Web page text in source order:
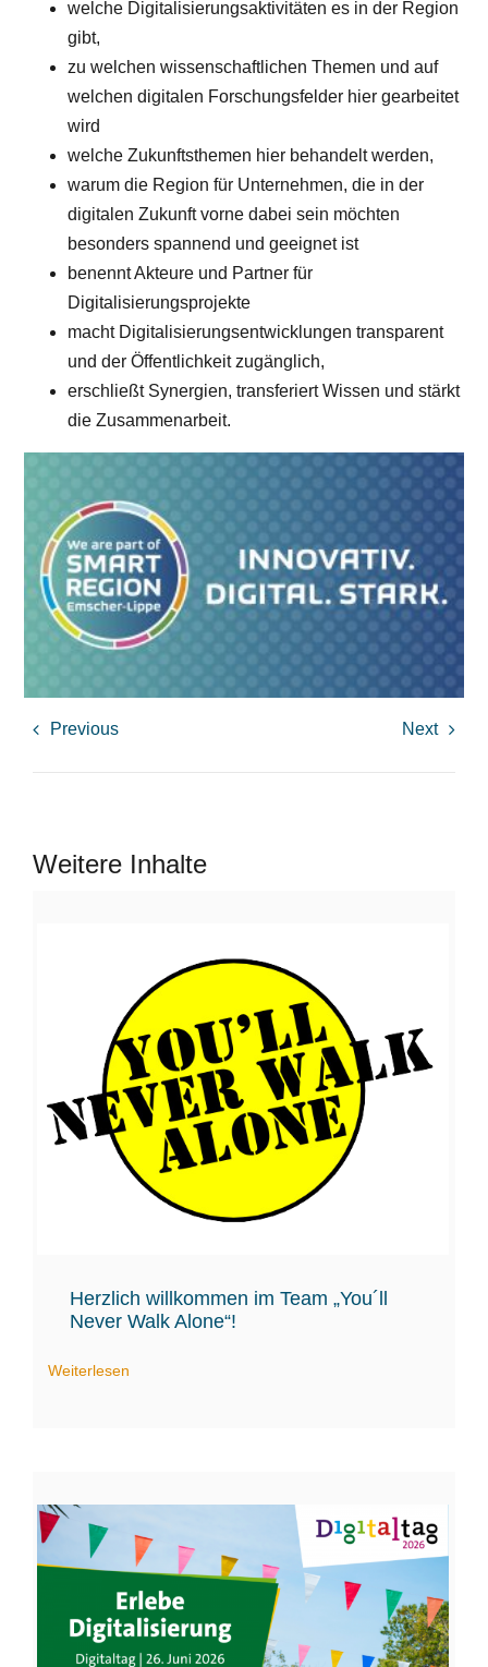
welche Digitalisierungsaktivitäten es in der Region
gibt,
zu welchen wissenschaftlichen Themen und auf
welchen digitalen Forschungsfelder hier gearbeitet
wird
welche Zukunftsthemen hier behandelt werden,
warum die Region für Unternehmen, die in der
digitalen Zukunft vorne dabei sein möchten
besonders spannend und geeignet ist
benennt Akteure und Partner für
Digitalisierungsprojekte
macht Digitalisierungsentwicklungen transparent
und der Öffentlichkeit zugänglich,
erschließt Synergien, transferiert Wissen und stärkt
die Zusammenarbeit.
Previous Next
Weitere Inhalte
Herzlich willkommen im Team „You´ll
Never Walk Alone“!
Weiterlesen